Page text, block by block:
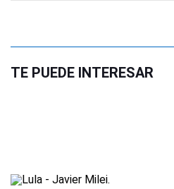
TE PUEDE INTERESAR